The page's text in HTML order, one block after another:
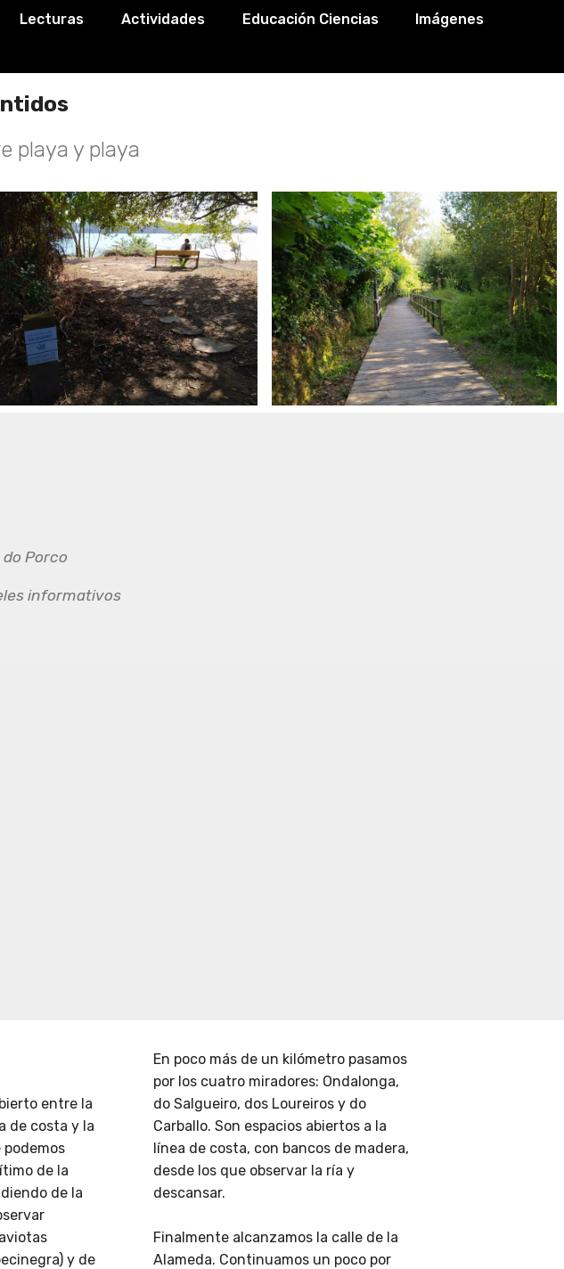
Lecturas Actividades Educación Ciencias
Imágenes
playa y playa
Porco
informativos
entre la
de costa y la
de la
de la
y de
En poco más de un kilómetro pasamos
por los cuatro miradores: Ondalonga,
do Salgueiro, dos Loureiros y do
Carballo. Son espacios abiertos a la
línea de costa, con bancos de madera,
desde los que observar la ría y
descansar.
Finalmente alcanzamos la calle de la
Alameda. Continuamos un poco por